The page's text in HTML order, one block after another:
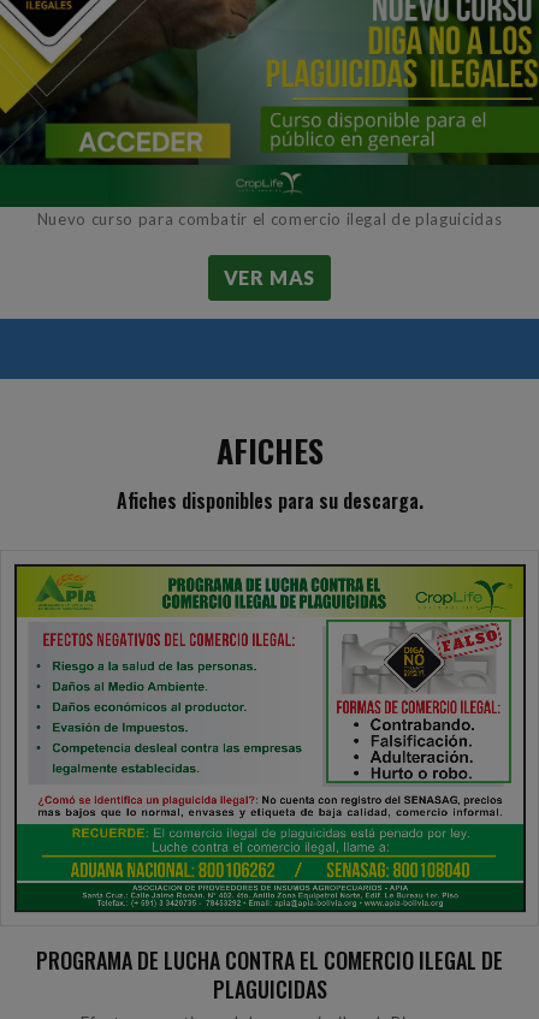
Nuevo curso para combatir el comercio ilegal de plaguicidas
VER MAS
AFICHES
Afiches disponibles para su descarga.
PROGRAMA DE LUCHA CONTRA EL COMERCIO ILEGAL DE
PLAGUICIDAS